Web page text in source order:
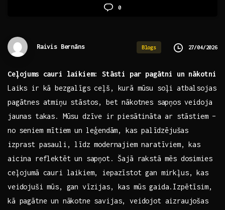
0
Raivis Bernāns Blogs 27/04/2026
Ceļojums cauri laikiem:⁢ Stāsti par pagātni un nākotni
Laiks ir kā bezgalīgs ‍ceļš, kurā mūsu soļi atbalsojas⁢
pagātnes atmiņu stāstos, bet ⁤nākotnes sapņos ⁢veidoja
jaunas takas. Mūsu dzīve ir⁢ piesātināta ‍ar⁣ stāstiem –
no⁢ seniem mītiem un ⁢leģendām, ⁣kas palīdzējušas ​
izprast pasauli, līdz ⁢modernajiem naratīviem,⁢ kas
aicina reflektēt un ‍sapņot. ⁢Šajā rakstā​ mēs dosimies
ceļojumā cauri ‌laikiem, iepazīstot gan mirkļus, kas⁤
veidojuši ‍mūs, gan vīzijas, kas mūs gaida.Izpētīsim,
kā pagātne un nākotne savijas, veidojot​ aizraujošas​